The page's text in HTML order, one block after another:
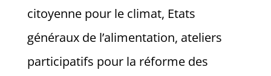
citoyenne pour le climat, Etats
généraux de l’alimentation, ateliers
participatifs pour la réforme des